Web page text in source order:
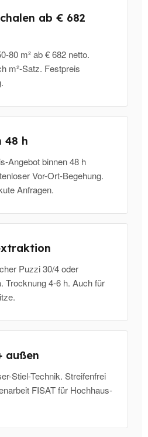
ab € 682
80 m² ab € 682 netto.
m²-Satz. Festpreis
48 h
Angebot binnen 48 h
Vor-Ort-Begehung.
Anfragen.
Puzzi 30/4 oder
Trocknung 4-6 h. Auch für
außen
Stiel-Technik. Streifenfrei
FISAT für Hochhaus-